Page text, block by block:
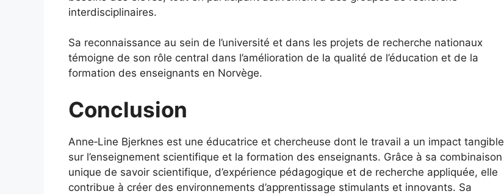
interdisciplinaires.
Sa reconnaissance au sein de l’université et dans les projets de recherche nationaux
témoigne de son rôle central dans l’amélioration de la qualité de l’éducation et de la
formation des enseignants en Norvège.
Conclusion
Anne‑Line Bjerknes est une éducatrice et chercheuse dont le travail a un impact tangible
sur l’enseignement scientifique et la formation des enseignants. Grâce à sa combinaison
unique de savoir scientifique, d’expérience pédagogique et de recherche appliquée, elle
contribue à créer des environnements d’apprentissage stimulants et innovants. Sa